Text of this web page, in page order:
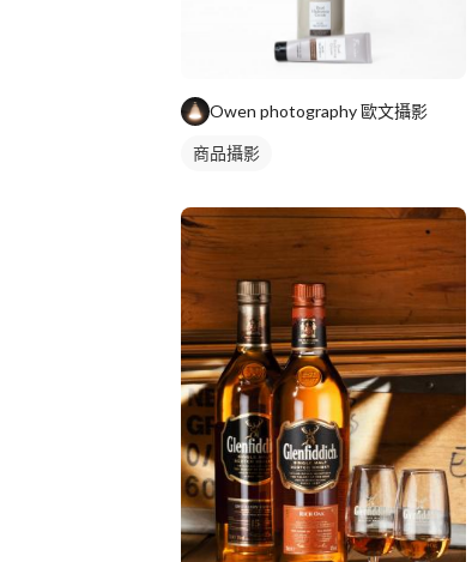
Owen photography 歐文攝影
商品攝影